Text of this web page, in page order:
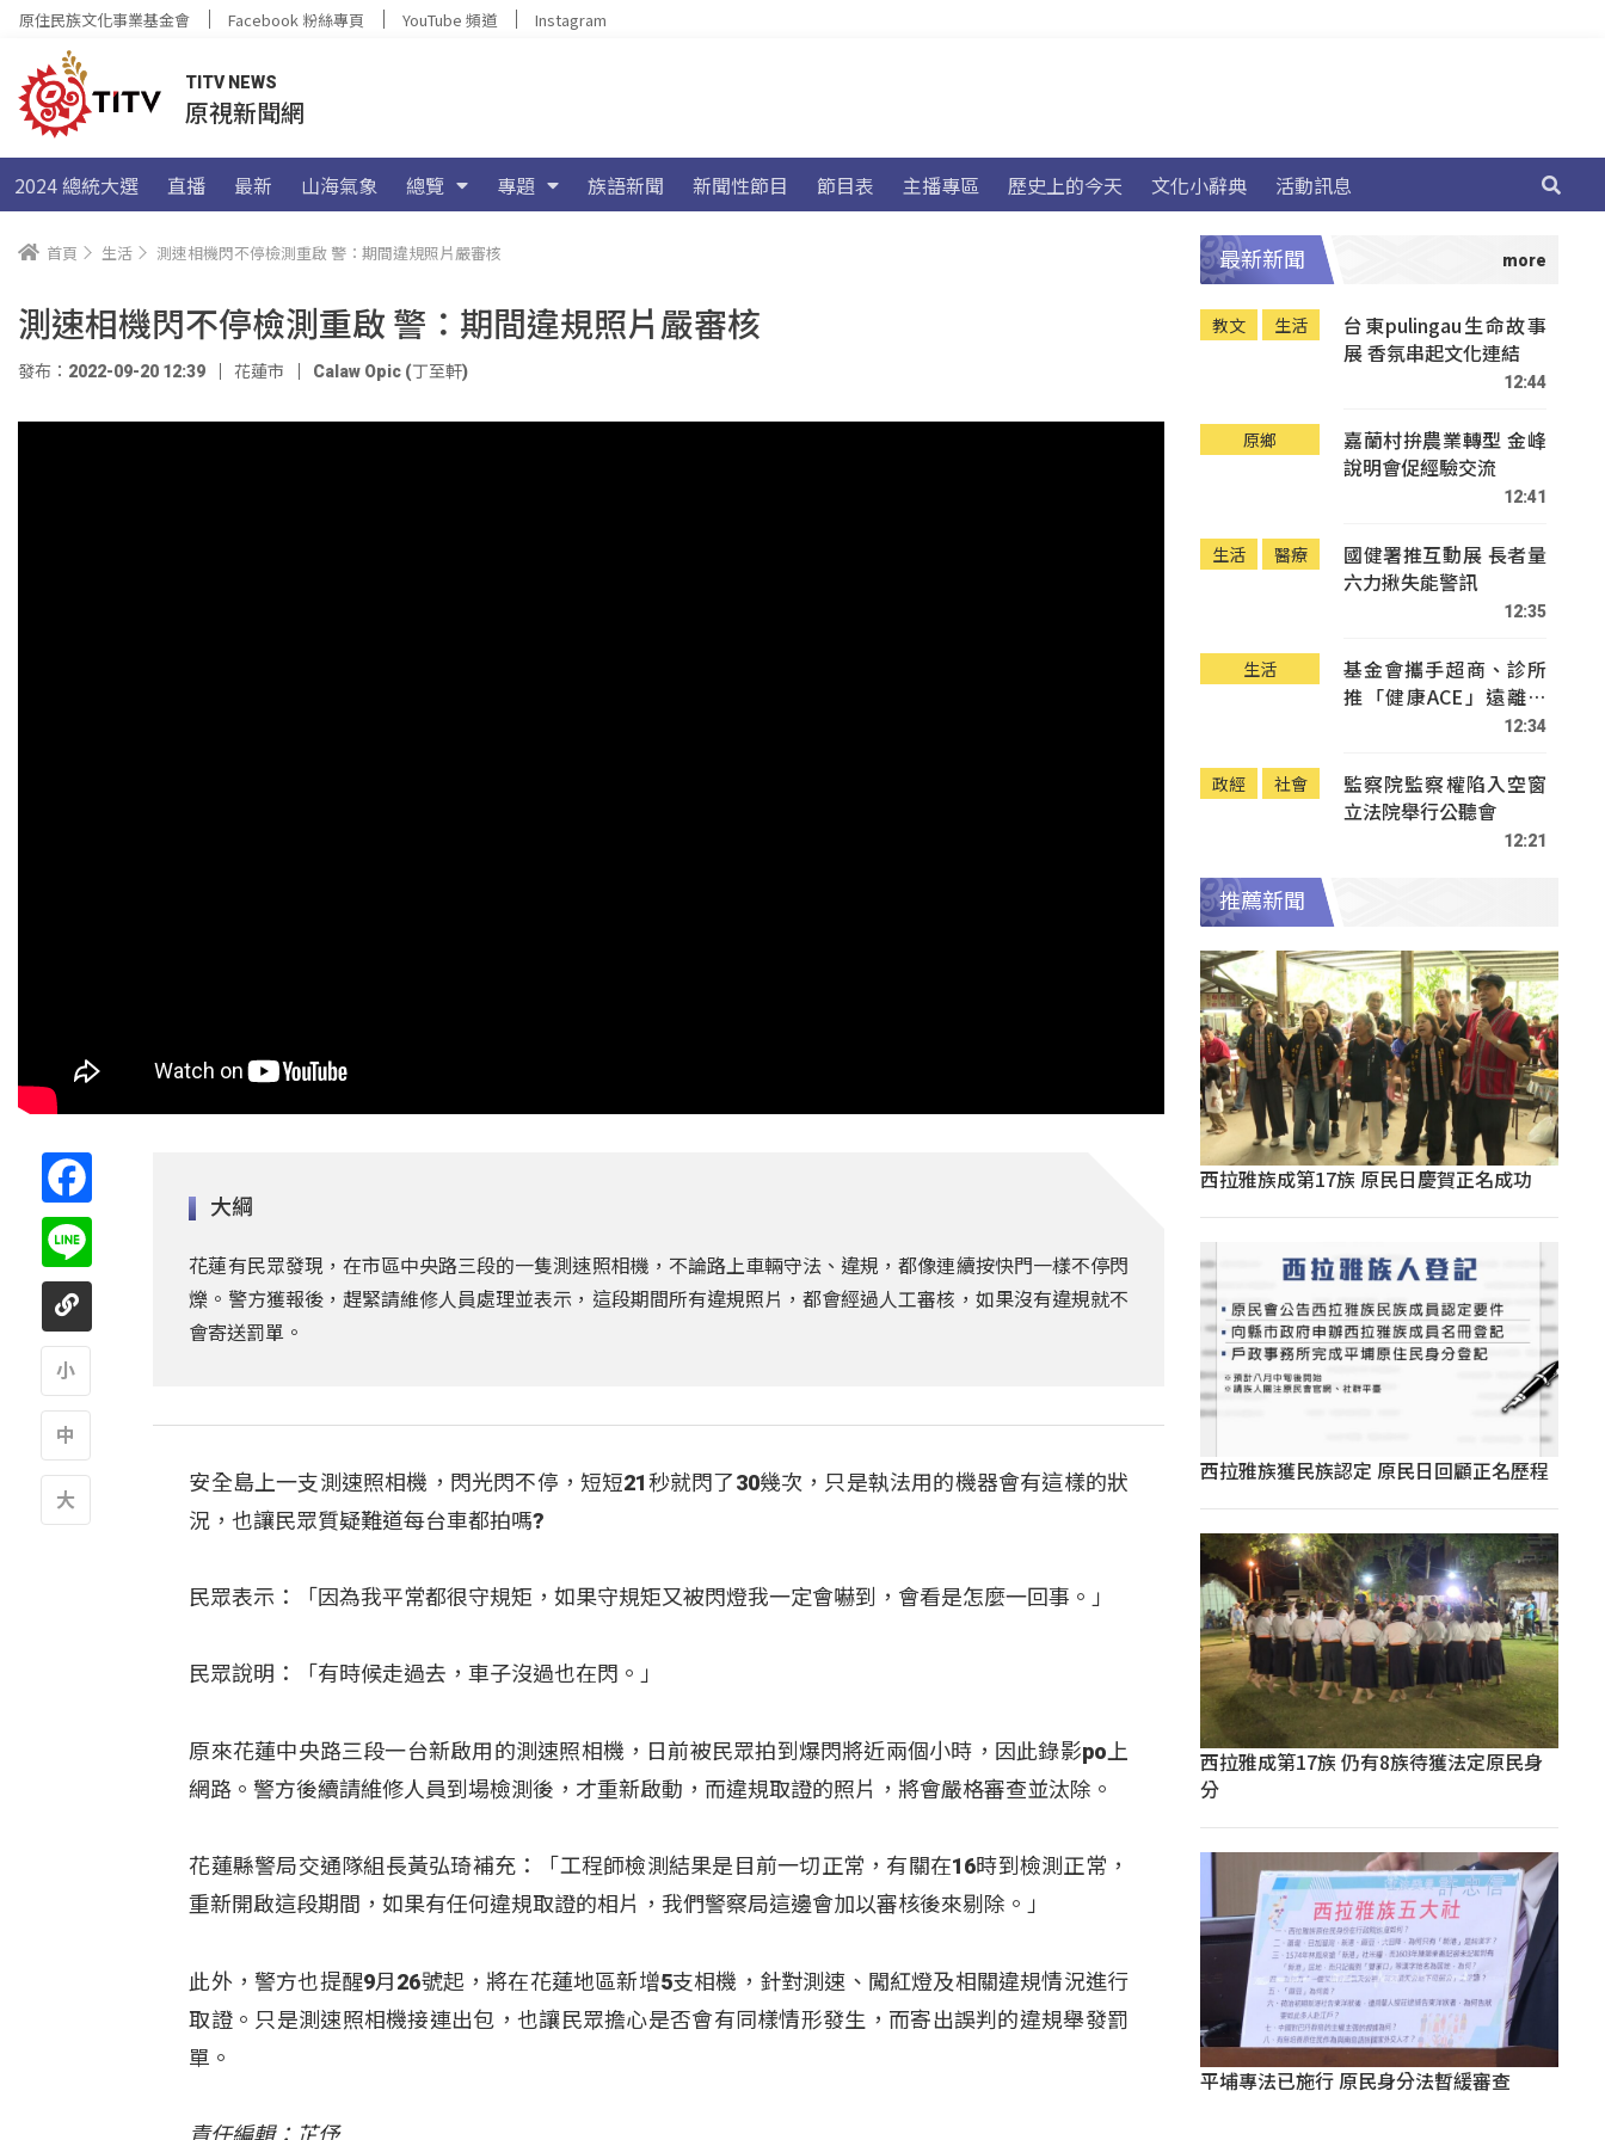
原住民族文化事業基金會 Facebook 粉絲專頁 YouTube 頻道 Instagram
TITV NEWS
原視新聞網
2024 總統大選 直播 最新 山海氣象 總覽 專題 族語新聞 新聞性節目 節目表 主播專區 歷史上的今天 文化小辭典 活動訊息
首頁 生活 測速相機閃不停檢測重啟 警：期間違規照片嚴審核
測速相機閃不停檢測重啟 警：期間違規照片嚴審核
發布：2022-09-20 12:39 花蓮市 Calaw Opic (丁至軒)
大綱
花蓮有民眾發現，在市區中央路三段的一隻測速照相機，不論路上車輛守法、違規，都像連續按快門一樣不停閃
爍。警方獲報後，趕緊請維修人員處理並表示，這段期間所有違規照片，都會經過人工審核，如果沒有違規就不
會寄送罰單。
安全島上一支測速照相機，閃光閃不停，短短21秒就閃了30幾次，只是執法用的機器會有這樣的狀
況，也讓民眾質疑難道每台車都拍嗎?
民眾表示：「因為我平常都很守規矩，如果守規矩又被閃燈我一定會嚇到，會看是怎麼一回事。」
民眾說明：「有時候走過去，車子沒過也在閃。」
原來花蓮中央路三段一台新啟用的測速照相機，日前被民眾拍到爆閃將近兩個小時，因此錄影po上
網路。警方後續請維修人員到場檢測後，才重新啟動，而違規取證的照片，將會嚴格審查並汰除。
花蓮縣警局交通隊組長黃弘琦補充：「工程師檢測結果是目前一切正常，有關在16時到檢測正常，
重新開啟這段期間，如果有任何違規取證的相片，我們警察局這邊會加以審核後來剔除。」
此外，警方也提醒9月26號起，將在花蓮地區新增5支相機，針對測速、闖紅燈及相關違規情況進行
取證。只是測速照相機接連出包，也讓民眾擔心是否會有同樣情形發生，而寄出誤判的違規舉發罰
單。
責任編輯：芷伃
最新新聞
教文 生活
台東pulingau生命故事
展 香氛串起文化連結
12:44
原鄉
嘉蘭村拚農業轉型 金峰
說明會促經驗交流
12:41
生活 醫療
國健署推互動展 長者量
六力揪失能警訊
12:35
生活
基金會攜手超商、診所
推「健康ACE」遠離疾
12:34
政經 社會
監察院監察權陷入空窗
立法院舉行公聽會
12:21
推薦新聞
西拉雅族成第17族 原民日慶賀正名成功
西拉雅族獲民族認定 原民日回顧正名歷程
西拉雅成第17族 仍有8族待獲法定原民身
分
平埔專法已施行 原民身分法暫緩審查